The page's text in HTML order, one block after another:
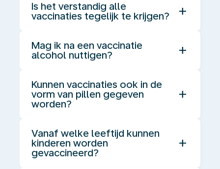
Is het verstandig alle
vaccinaties tegelijk te krijgen?
add
Mag ik na een vaccinatie
alcohol nuttigen?
add
Kunnen vaccinaties ook in de
vorm van pillen gegeven
worden?
add
Vanaf welke leeftijd kunnen
kinderen worden
gevaccineerd?
add